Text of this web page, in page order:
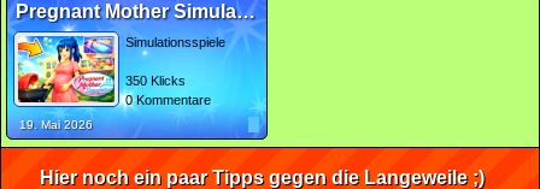
Pregnant Mother Simulator
Simulationsspiele
350 Klicks
0 Kommentare
19. Mai 2026
Hier noch ein paar Tipps gegen die Langeweile ;)